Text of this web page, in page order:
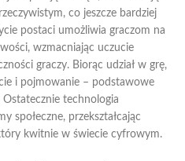
co jeszcze bardziej
postaci umożliwia graczom na
wzmacniając uczucie
graczy. Biorąc udział w grę,
i pojmowanie – podstawowe
Ostatecznie technologia
społeczne, przekształcając
kwitnie w świecie cyfrowym.